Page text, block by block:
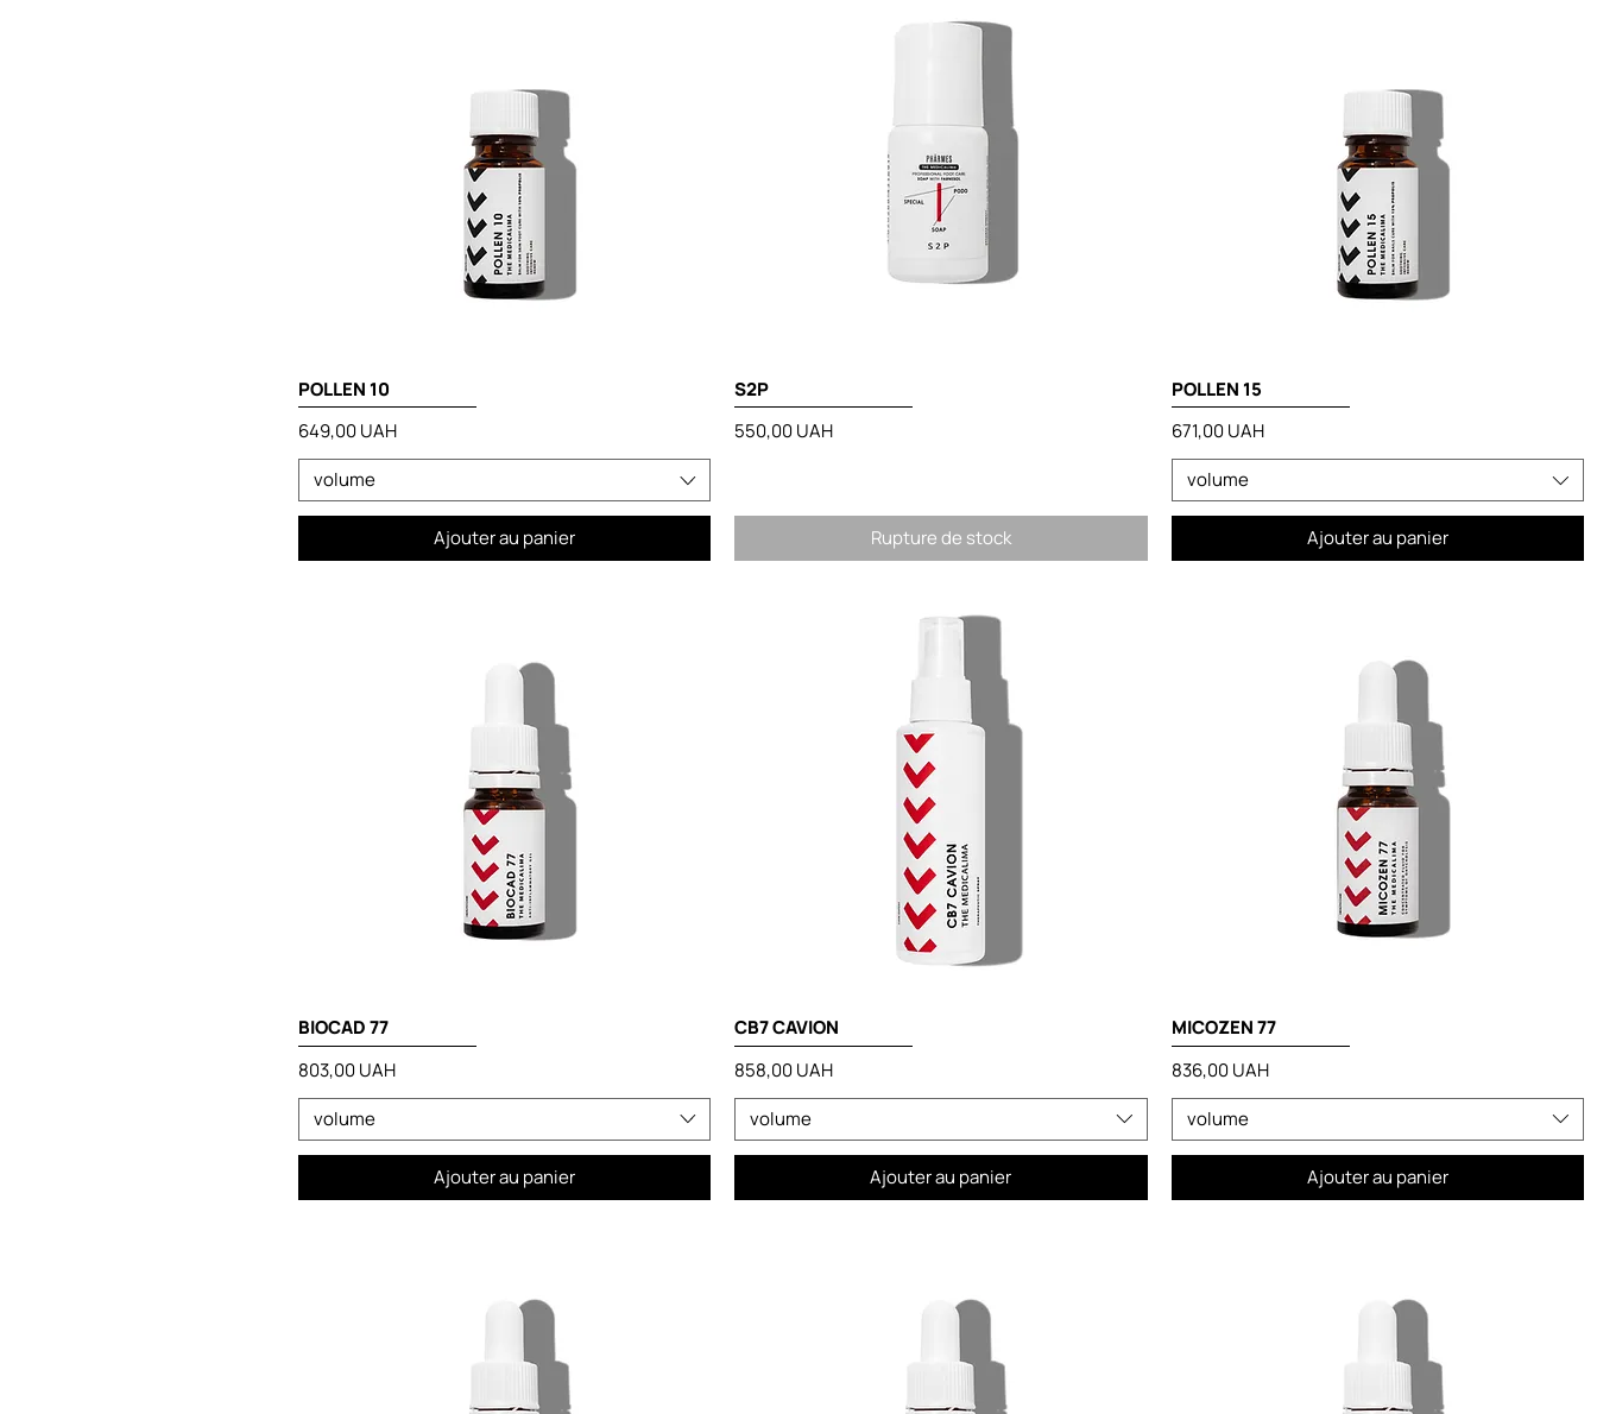
POLLEN 10
Prix
649,00 UAH
volume
Ajouter au panier
S2P
Prix
550,00 UAH
Rupture de stock
POLLEN 15
Prix
671,00 UAH
volume
Ajouter au panier
BIOCAD 77
Prix
803,00 UAH
volume
Ajouter au panier
CB7 CAVION
Prix
858,00 UAH
volume
Ajouter au panier
MICOZEN 77
Prix
836,00 UAH
volume
Ajouter au panier